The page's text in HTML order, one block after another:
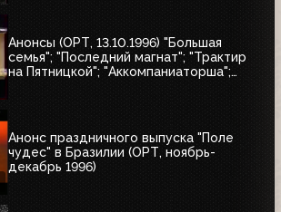
Анонсы (ОРТ, 13.10.1996) "Большая
семья"; "Последний магнат"; "Трактир
на Пятницкой"; "Аккомпаниаторша";
Анонс праздничного выпуска "Поле
чудес" в Бразилии (ОРТ, ноябрь-
декабрь 1996)